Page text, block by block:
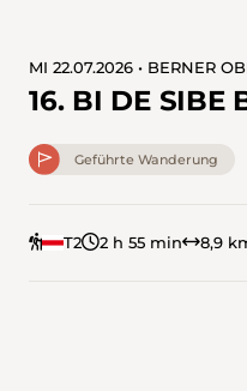
MI 22.07.2026 • BERNER
16. BI DE SIBE
Geführte Wanderung
T2 2 h 55 min 8,9